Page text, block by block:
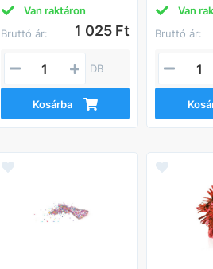
Van raktáron
Bruttó ár:
1 025 Ft
DB
Kosárba
Van
Bruttó ár: